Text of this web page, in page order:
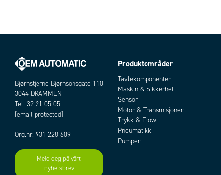
Bjørnstjerne Bjørnsonsgate 110
3044 DRAMMEN
Tel: 32 21 05 05
[email protected]
Org.nr. 931 228 609
Meld deg på vårt
nyhetsbrev
Produktområder
Tavlekomponenter
Maskin & Sikkerhet
Sensor
Motor & Transmisjoner
Trykk & Flow
Pneumatikk
Pumper